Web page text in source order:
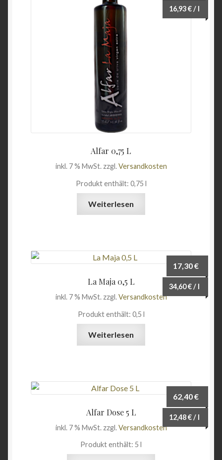
öffnen
Weinpräsente
Alfar 0,75 L
16,93€/ l
inkl. 7 % MwSt. zzgl.Versandkosten
Produkt enthält: 0,75 l
Weiterlesen
La Maja 0,5 L
17,30€
34,60€/ l
inkl. 7 % MwSt. zzgl.Versandkosten
Produkt enthält: 0,5 l
Weiterlesen
Alfar Dose 5 L
62,40€
12,48€/ l
inkl. 7 % MwSt. zzgl.Versandkosten
Produkt enthält: 5